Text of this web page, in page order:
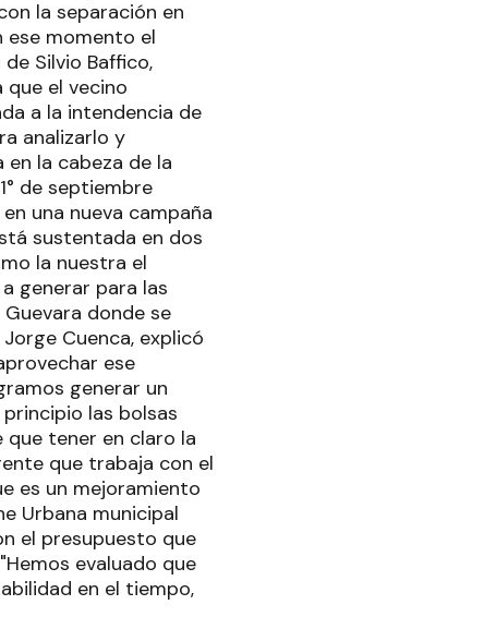
la separación en
ese momento el
Silvio Baffico,
el vecino
a la intendencia de
analizarlo y
la cabeza de la
de septiembre
una nueva campaña
sustentada en dos
la nuestra el
generar para las
donde se
Cuenca, explicó
ese
generar un
las bolsas
que tener en claro la
que trabaja con el
es un mejoramiento
Urbana municipal
el presupuesto que
evaluado que
en el tiempo,